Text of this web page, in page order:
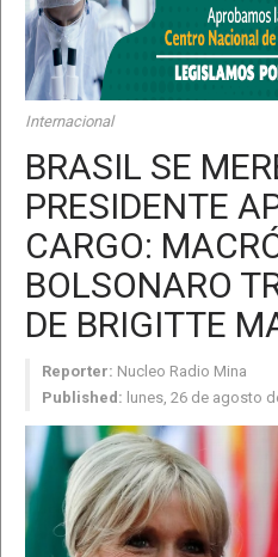
Internacional
BRASIL SE
PRESIDENTE
CARGO:
BOLSONARO
DE BRIGITTE
Reporter: Nucleo Radio Mina
Published: lunes, 26 de agosto